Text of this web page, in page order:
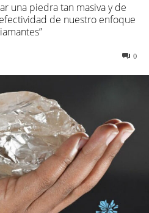
una piedra tan masiva y de
de nuestro enfoque
0